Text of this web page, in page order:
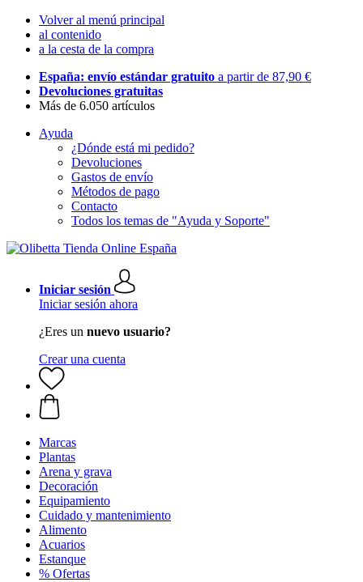
Volver al menú principal
al contenido
a la cesta de la compra
España: envío estándar gratuito a partir de 87,90 €
Devoluciones gratuitas
Más de 6.050 artículos
Ayuda
¿Dónde está mi pedido?
Devoluciones
Gastos de envío
Métodos de pago
Contacto
Todos los temas de "Ayuda y Soporte"
Iniciar sesión
Iniciar sesión ahora
¿Eres un nuevo usuario?
Crear una cuenta
Marcas
Plantas
Arena y grava
Decoración
Equipamiento
Cuidado y mantenimiento
Alimento
Acuarios
Estanque
% Ofertas